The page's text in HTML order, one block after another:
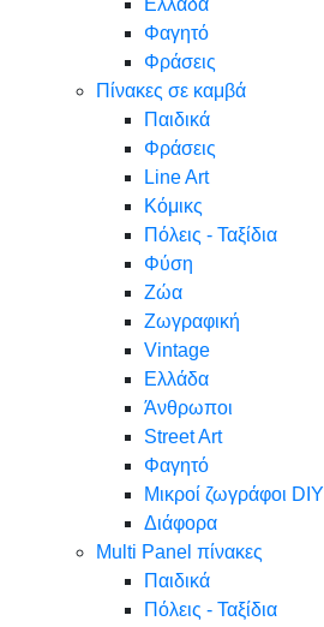
Ελλάδα
Φαγητό
Φράσεις
Πίνακες σε καμβά
Παιδικά
Φράσεις
Line Art
Κόμικς
Πόλεις - Ταξίδια
Φύση
Ζώα
Ζωγραφική
Vintage
Ελλάδα
Άνθρωποι
Street Art
Φαγητό
Μικροί ζωγράφοι DIY
Διάφορα
Multi Panel πίνακες
Παιδικά
Πόλεις - Ταξίδια